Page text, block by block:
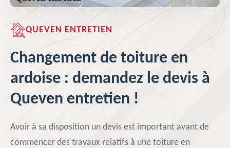
QUEVEN ENTRETIEN
Changement de toiture en
ardoise : demandez le devis à
Queven entretien !
Avoir à sa disposition un devis est important avant de
commencer des travaux relatifs à une toiture en